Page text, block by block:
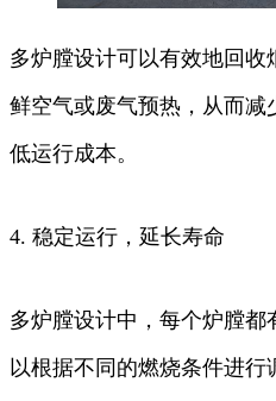
多炉膛设计可以有效地回
鲜空气或废气预热，从而减
低运行成本。
4. 稳定运行，延长寿命
多炉膛设计中，每个炉膛
以根据不同的燃烧条件进